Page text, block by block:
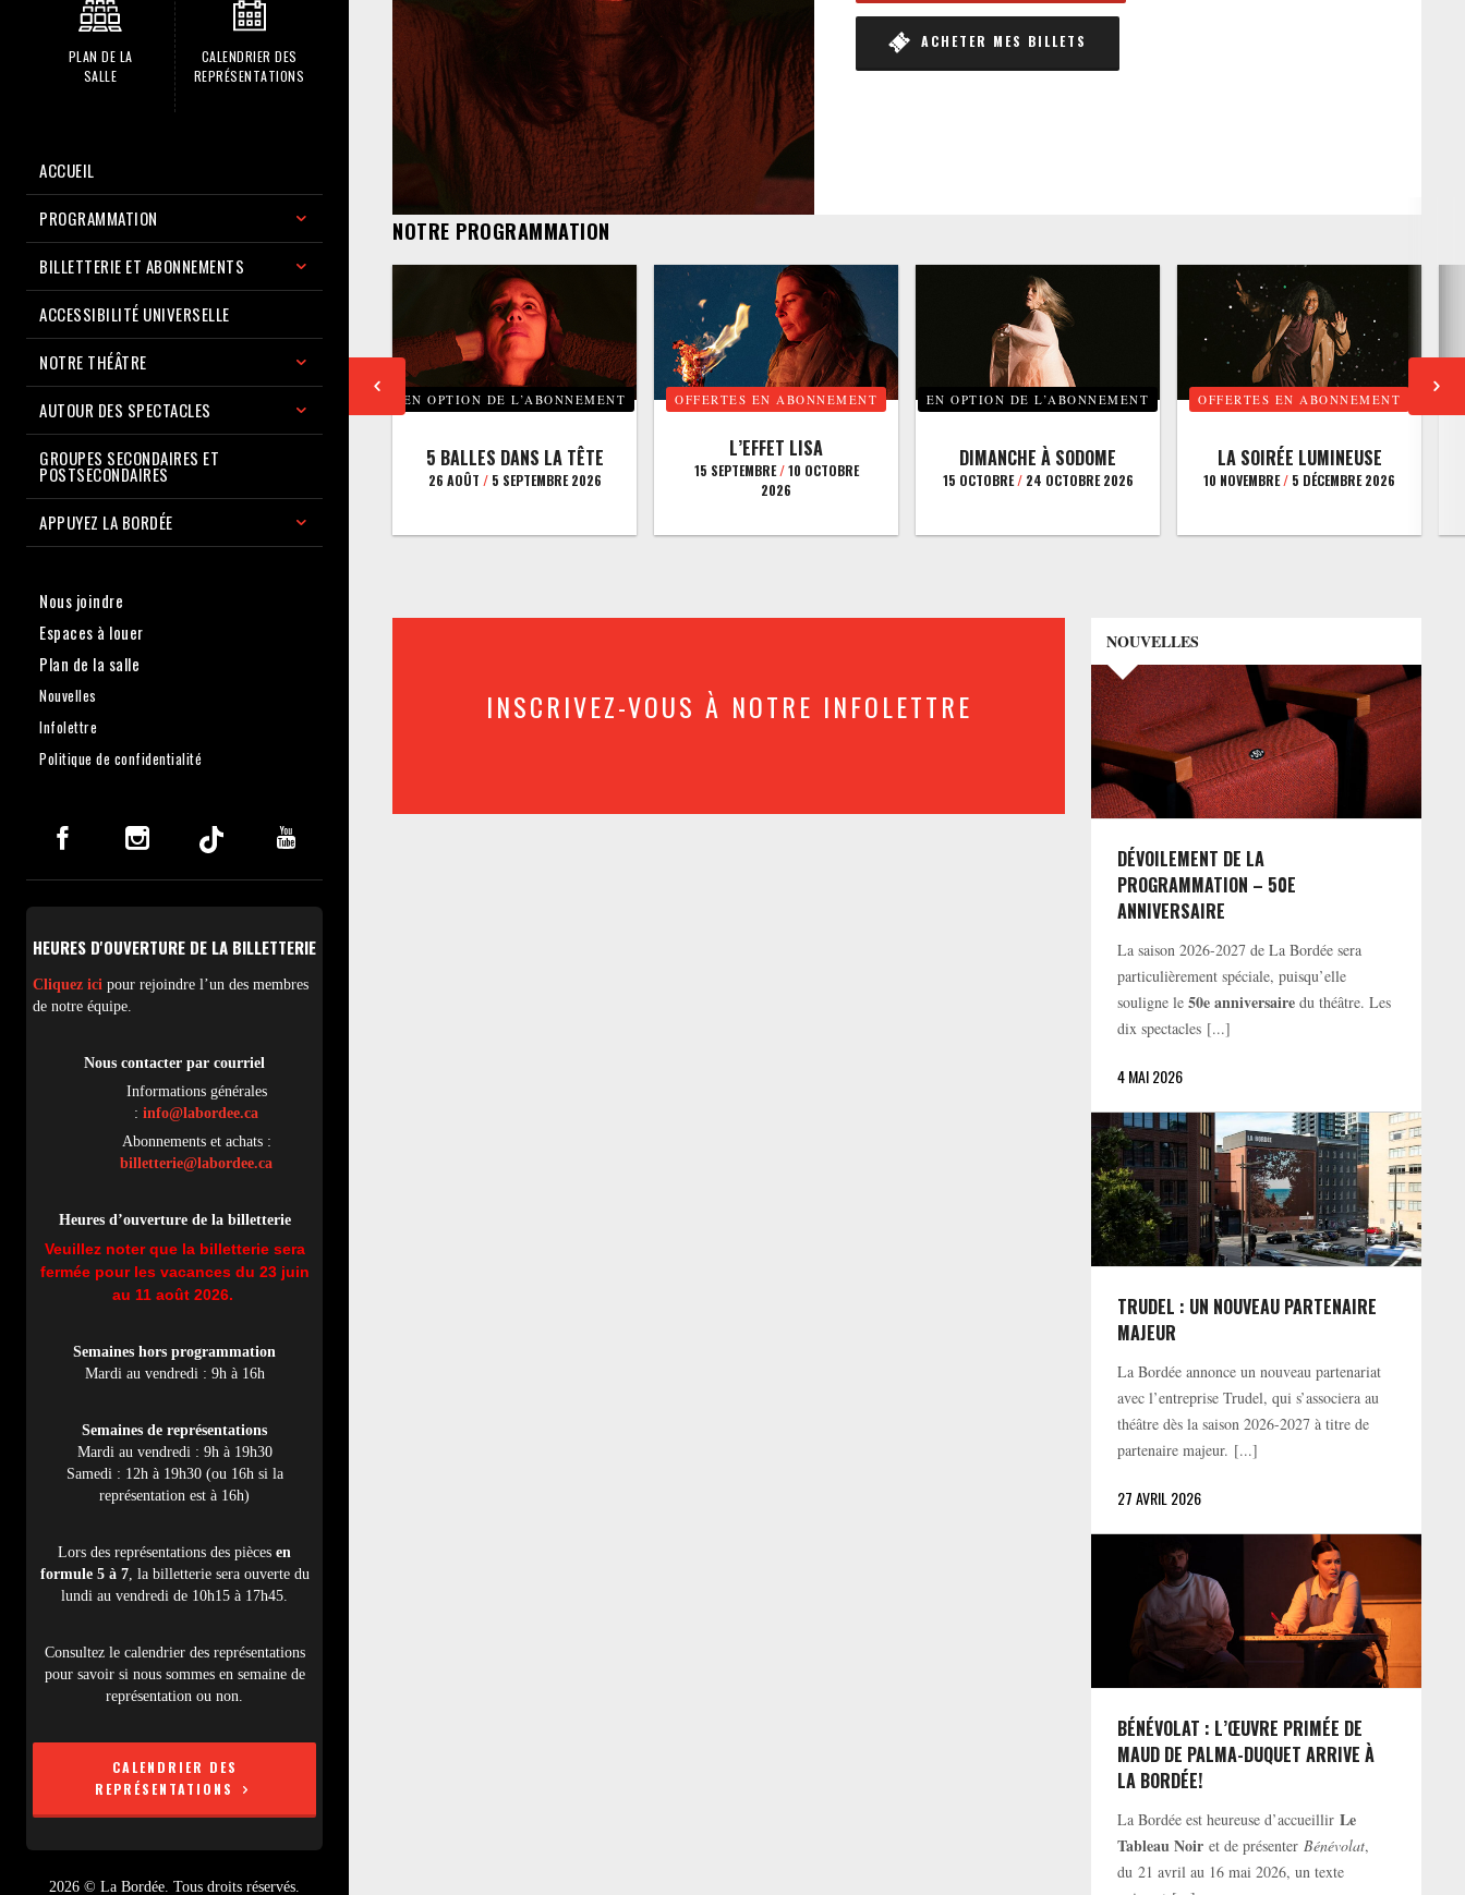
PLAN DE LA
SALLE
CALENDRIER DES
REPRÉSENTATIONS
ACCUEIL
PROGRAMMATION
BILLETTERIE ET ABONNEMENTS
ACCESSIBILITÉ UNIVERSELLE
NOTRE THÉÂTRE
AUTOUR DES SPECTACLES
GROUPES SECONDAIRES ET
POSTSECONDAIRES
APPUYEZ LA BORDÉE
Nous joindre
Espaces à louer
Plan de la salle
Nouvelles
Infolettre
Politique de confidentialité
HEURES D'OUVERTURE DE LA BILLETTERIE
Cliquez ici pour rejoindre l’un des membres
de notre équipe.
Nous contacter par courriel
Informations générales
: info@labordee.ca
Abonnements et achats :
billetterie@labordee.ca
Heures d’ouverture de la billetterie
Veuillez noter que la billetterie sera
fermée pour les vacances du 23 juin
au 11 août 2026.
Semaines hors programmation
Mardi au vendredi : 9h à 16h
Semaines de représentations
Mardi au vendredi : 9h à 19h30
Samedi : 12h à 19h30 (ou 16h si la
représentation est à 16h)
Lors des représentations des pièces en
formule 5 à 7, la billetterie sera ouverte du
lundi au vendredi de 10h15 à 17h45.
Consultez le calendrier des représentations
pour savoir si nous sommes en semaine de
représentation ou non.
CALENDRIER DES
REPRÉSENTATIONS
2026 © La Bordée. Tous droits réservés.
ACHETER MES BILLETS
NOTRE PROGRAMMATION
EN OPTION DE L’ABONNEMENT
5 BALLES DANS LA TÊTE
26 AOÛT /5 SEPTEMBRE 2026
OFFERTES EN ABONNEMENT
L’EFFET LISA
15 SEPTEMBRE/10 OCTOBRE
2026
EN OPTION DE L’ABONNEMENT
DIMANCHE À SODOME
15 OCTOBRE/24 OCTOBRE 2026
OFFERTES EN ABONNEMENT
LA SOIRÉE LUMINEUSE
10 NOVEMBRE/ 5 DÉCEMBRE 2026
INSCRIVEZ-VOUS À NOTRE INFOLETTRE
NOUVELLES
DÉVOILEMENT DE LA
PROGRAMMATION – 50E
ANNIVERSAIRE
La saison 2026-2027 de La Bordée sera
particulièrement spéciale, puisqu’elle
souligne le50e anniversaire du théâtre. Les
dix spectacles [...]
4 MAI 2026
TRUDEL : UN NOUVEAU PARTENAIRE
MAJEUR
La Bordée annonce un nouveau partenariat
avec l’entreprise Trudel, qui s’associera au
théâtre dès la saison 2026-2027 à titre de
partenaire majeur. [...]
27 AVRIL 2026
BÉNÉVOLAT : L’ŒUVRE PRIMÉE DE
MAUD DE PALMA-DUQUET ARRIVE À
LA BORDÉE!
La Bordée est heureuse d’accueillirLe
Tableau Noir et de présenterBénévolat,
du 21 avril au 16 mai 2026, un texte